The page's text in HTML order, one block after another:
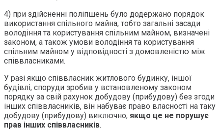
4) при здійсненні поліпшень було додержано порядок
використання спільного майна, тобто загальні засади
володіння та користування спільним майном, визначені
законом, а також умови володіння та користування
спільним майном у відповідності з домовленістю між
співвласниками.
У разі якщо співвласник житлового будинку, іншої
будівлі, споруди зробив у встановленому законом
порядку за свій рахунок добудову (прибудову) без згоди
інших співвласників, він набуває право власності на таку
добудову (прибудову) виключно, якщо це не порушує
прав інших співвласників.